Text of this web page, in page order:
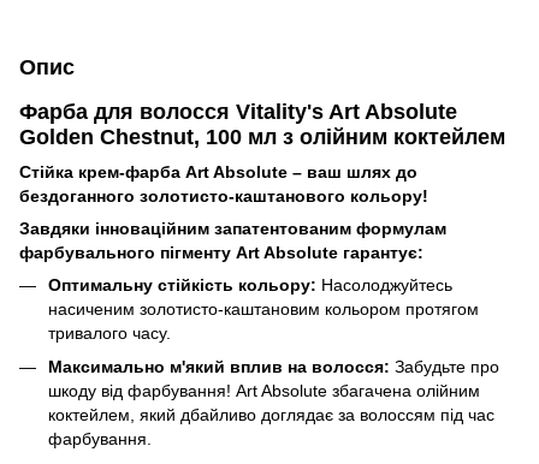
Опис
Фарба для волосся Vitality's Art Absolute
Golden Chestnut, 100 мл з олійним коктейлем
Стійка крем-фарба Art Absolute – ваш шлях до
бездоганного золотисто-каштанового кольору!
Завдяки інноваційним запатентованим формулам
фарбувального пігменту Art Absolute гарантує:
Оптимальну стійкість кольору: Насолоджуйтесь
насиченим золотисто-каштановим кольором протягом
тривалого часу.
Максимально м'який вплив на волосся: Забудьте про
шкоду від фарбування! Art Absolute збагачена олійним
коктейлем, який дбайливо доглядає за волоссям під час
фарбування.